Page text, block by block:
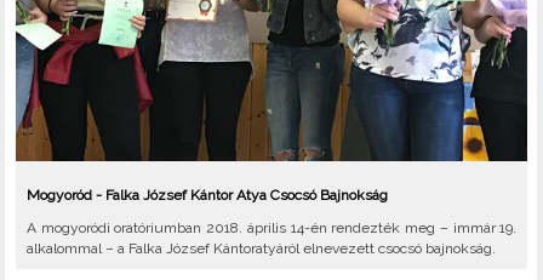
Mogyoród - Falka József Kántor Atya Csocsó Bajnokság
A mogyoródi oratóriumban 2018. április 14-én rendezték meg – immár 19.
alkalommal – a Falka József Kántoratyáról elnevezett csocsó bajnokság.